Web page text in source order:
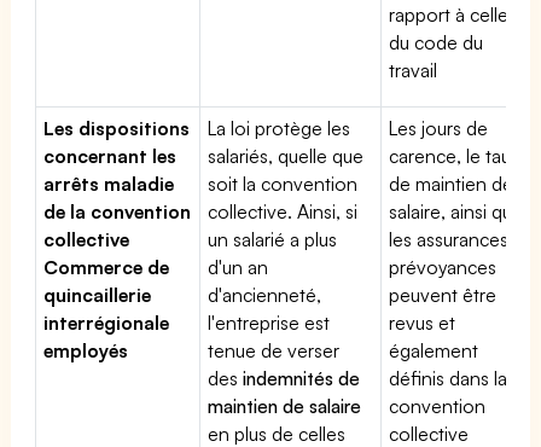
rapport à celle
du code du
travail
Les dispositions
concernant les
arrêts maladie
de la convention
collective
Commerce de
quincaillerie
interrégionale
employés
La loi protège les
salariés, quelle que
soit la convention
collective. Ainsi, si
un salarié a plus
d'un an
d'ancienneté,
l'entreprise est
tenue de verser
desindemnités de
maintien de salaire
en plus de celles
Les jours de
carence, le taux
de maintien de
salaire, ainsi que
les assurances
prévoyances
peuvent être
revus et
également
définis dans la
convention
collective